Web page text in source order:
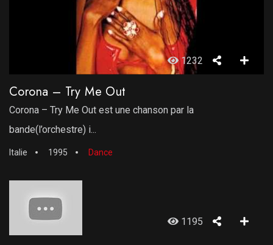
1232
Corona – Try Me Out
Corona – Try Me Out est une chanson par la
bande(l’orchestre) i...
Italie 1995 Dance
1195